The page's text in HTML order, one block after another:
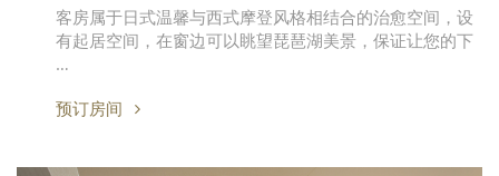
客房属于日式温馨与西式摩登风格相结合的治愈空间，设
有起居空间，在窗边可以眺望琵琶湖美景，保证让您的下
…
预订房间